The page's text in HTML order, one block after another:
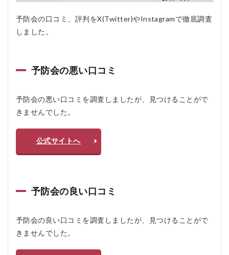
ミ
2
予
は
完全
自宅
完結
バシ
検査
広
く“抜
れ”を
予防会の口コミ、評判をX(Twitter)やInstagramで徹底調査
しました。
予防会の悪い口コミ
予防会の悪い口コミを調査しましたが、見つけることがで
きませんでした。
公式サイトへ
予防会の良い口コミ
予防会の良い口コミを調査しましたが、見つけることがで
きませんでした。